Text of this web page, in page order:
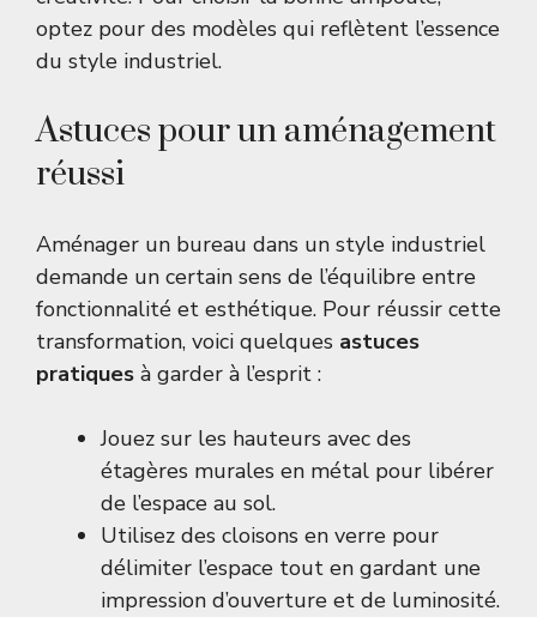
optez pour des modèles qui reflètent l’essence
du style industriel.
Astuces pour un aménagement
réussi
Aménager un bureau dans un style industriel
demande un certain sens de l’équilibre entre
fonctionnalité et esthétique. Pour réussir cette
transformation, voici quelques astuces
pratiques à garder à l’esprit :
Jouez sur les hauteurs avec des
étagères murales en métal pour libérer
de l’espace au sol.
Utilisez des cloisons en verre pour
délimiter l’espace tout en gardant une
impression d’ouverture et de luminosité.